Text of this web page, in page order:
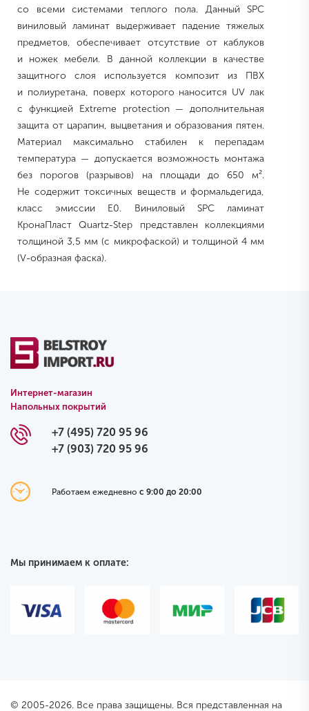
со всеми системами теплого пола. Данный SPC
виниловый ламинат выдерживает падение тяжелых
предметов, обеспечивает отсутствие от каблуков
и ножек мебели. В данной коллекции в качестве
защитного слоя используется композит из ПВХ
и полиуретана, поверх которого наносится UV лак
с функцией Extreme protection — дополнительная
защита от царапин, выцветания и образования пятен.
Материал максимально стабилен к перепадам
температура — допускается возможность монтажа
без порогов (разрывов) на площади до 650 м².
Не содержит токсичных веществ и формальдегида,
класс эмиссии E0. Виниловый SPC ламинат
КронаПласт Quartz-Step представлен коллекциями
толщиной 3,5 мм (с микрофаской) и толщиной 4 мм
(V-образная фаска).
Интернет-магазин
Напольных покрытий
+7 (495) 720 95 96
+7 (903) 720 95 96
Работаем ежедневно с 9:00 до 20:00
Мы принимаем к оплате:
© 2005-2026. Все права защищены. Вся представленная на